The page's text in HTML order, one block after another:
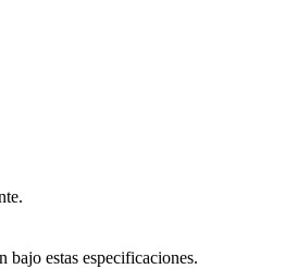
bajo estas especificaciones.